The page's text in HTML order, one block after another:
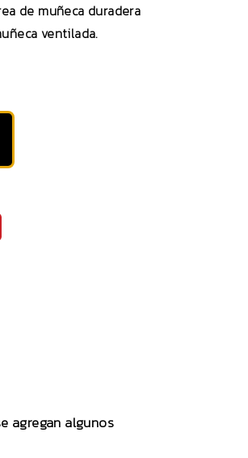
de muñeca duradera
ventilada.
agregan algunos